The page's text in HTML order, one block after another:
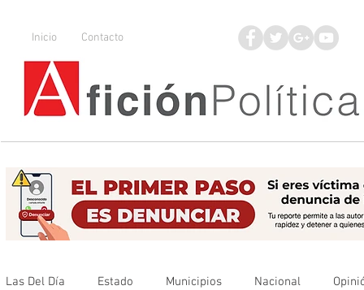
Inicio Contacto
Las Del Día Estado Municipios Nacional